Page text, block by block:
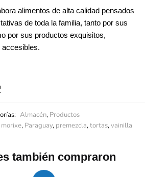
alimentos de alta calidad pensados
de toda la familia, tanto por sus
por sus productos exquisitos,
accesibles.
Almacén, Productos
morixe, Paraguay, premezcla,tortas,vainilla
también compraron